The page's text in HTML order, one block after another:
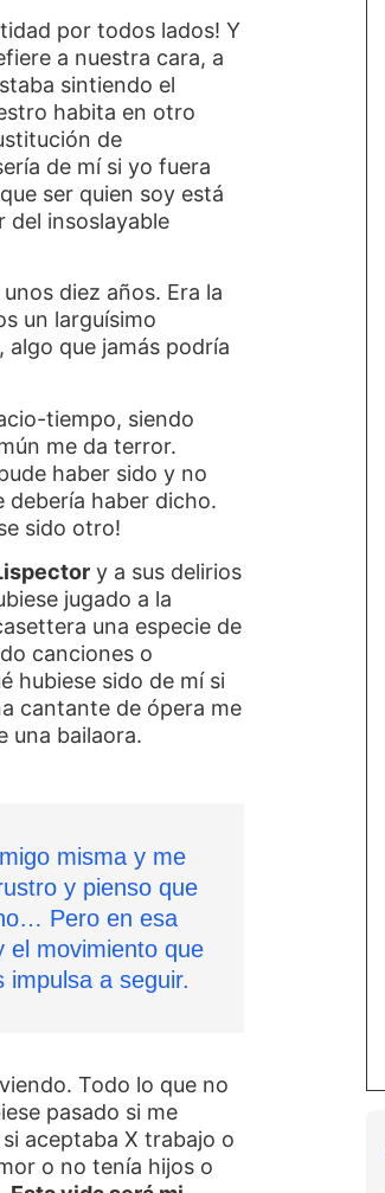
por todos lados! Y
a nuestra cara, a
sintiendo el
habita en otro
de
de mí si yo fuera
ser quien soy está
del insoslayable
diez años. Era la
un larguísimo
algo que jamás podría
tiempo, siendo
me da terror.
haber sido y no
debería haber dicho.
sido otro!
y a sus delirios
jugado a la
una especie de
canciones o
hubiese sido de mí si
cantante de ópera me
una bailaora.
misma y me
y pienso que
Pero en esa
el movimiento que
impulsa a seguir.
Todo lo que no
pasado si me
aceptaba X trabajo o
o no tenía hijos o